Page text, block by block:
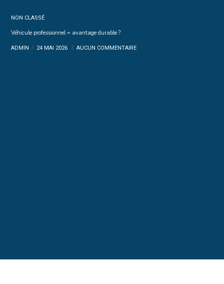
NON CLASSÉ
Véhicule professionnel = avantage durable ?
ADMIN 24 MAI 2026 AUCUN COMMENTAIRE